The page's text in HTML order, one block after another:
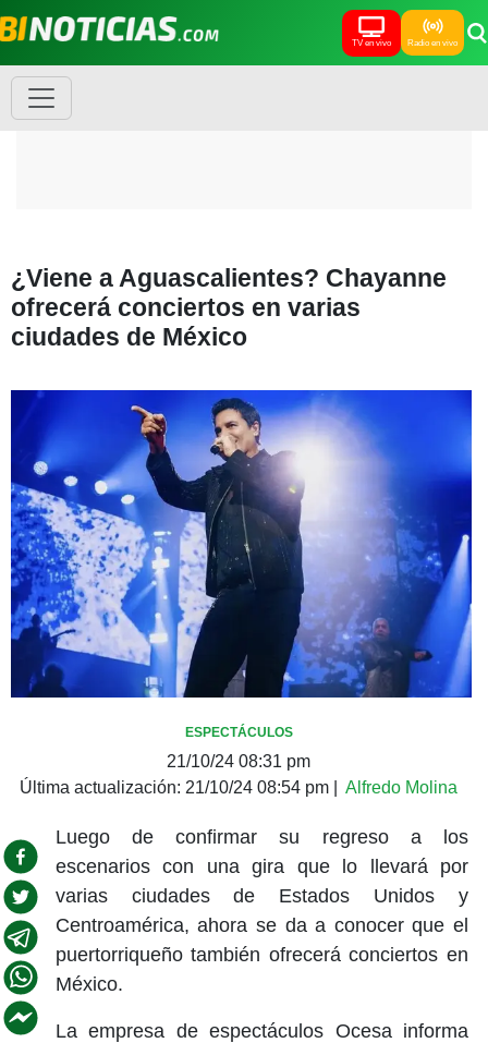
TV en vivo Radio en vivo
¿Viene a Aguascalientes? Chayanne
ofrecerá conciertos en varias
ciudades de México
ESPECTÁCULOS
21/10/24 08:31 pm
Última actualización: 21/10/24 08:54 pm Alfredo Molina
Luego de confirmar su regreso a los
escenarios con una gira que lo llevará por
varias ciudades de Estados Unidos y
Centroamérica, ahora se da a conocer que el
puertorriqueño también ofrecerá conciertos en
México.
La empresa de espectáculos Ocesa informa